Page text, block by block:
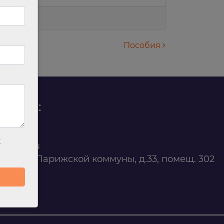
Пособия
ул. Парижской коммуны, д.33, помещ. 302